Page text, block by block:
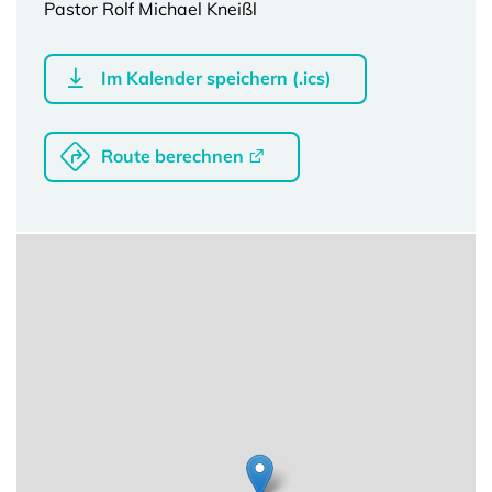
Pastor Rolf Michael Kneißl
Im Kalender speichern (.ics)
Route berechnen